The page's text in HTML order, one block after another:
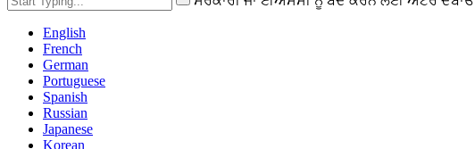
English
French
German
Portuguese
Spanish
Russian
Japanese
Korean